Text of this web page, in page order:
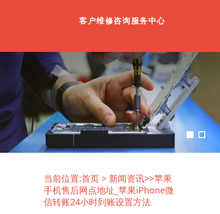
客户维修咨询服务中心
当前位置:首页 > 新闻资讯>>苹果
手机售后网点地址_苹果iPhone微
信转账24小时到账设置方法